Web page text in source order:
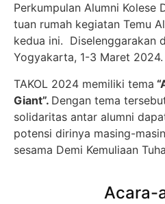
Perkumpulan Alumni Kolese
tuan rumah kegiatan Temu
kedua ini. Diselenggarakan
Yogyakarta, 1-3 Maret 2024.
TAKOL 2024 memiliki tema
Giant”. Dengan tema
solidaritas antar alumni
potensi dirinya masing-
sesama Demi Kemuliaan
Acara-